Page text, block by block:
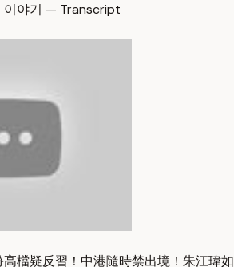
이야기 — Transcript
檔疑反習！中港隨時禁出境！朱江瑋如